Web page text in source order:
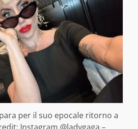
per il suo epocale ritorno a